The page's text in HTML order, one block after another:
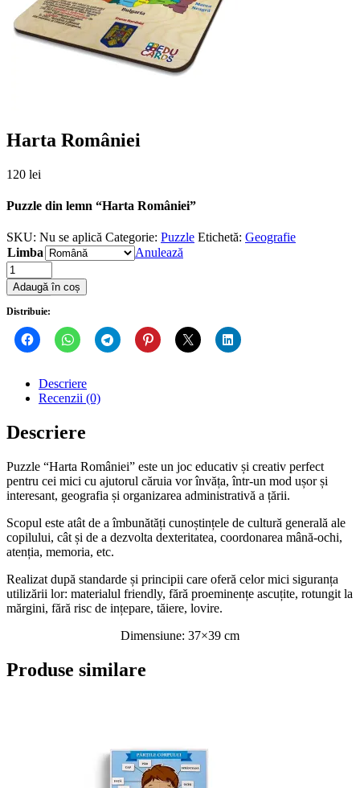
Harta României
120 lei
Puzzle din lemn “Harta României”
SKU: Nu se aplică Categorie: Puzzle Etichetă: Geografie
Limba
Anulează
Quantity
Adaugă în coș
Distribuie:
Descriere
Recenzii (0)
Descriere
Puzzle “Harta României” este un joc educativ și creativ perfect
pentru cei mici cu ajutorul căruia vor învăța, într-un mod ușor și
interesant, geografia și organizarea administrativă a țării.
Scopul este atât de a îmbunătăți cunoștințele de cultură generală ale
copilului, cât și de a dezvolta dexteritatea, coordonarea mână-ochi,
atenția, memoria, etc.
Realizat după standarde și principii care oferă celor mici siguranța
utilizării lor: materialul friendly, fără proeminențe ascuțite, rotungit la
mărgini, fără risc de ințepare, tăiere, lovire.
Dimensiune: 37×39 cm
Produse similare